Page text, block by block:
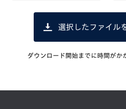
選択したファイル
ダウンロード開始までに時間がか